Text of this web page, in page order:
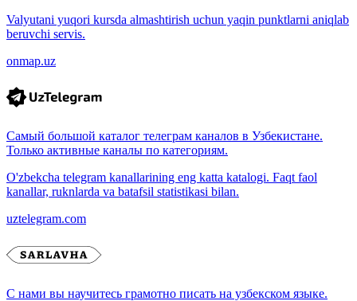
Valyutani yuqori kursda almashtirish uchun yaqin punktlarni aniqlab
beruvchi servis.
onmap.uz
Самый большой каталог телеграм каналов в Узбекистане.
Только активные каналы по категориям.
O'zbekcha telegram kanallarining eng katta katalogi. Faqt faol
kanallar, ruknlarda va batafsil statistikasi bilan.
uztelegram.com
С нами вы научитесь грамотно писать на узбекском языке.